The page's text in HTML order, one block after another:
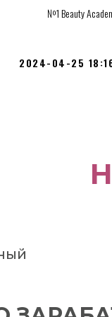
№1 Beauty
2024-04-25